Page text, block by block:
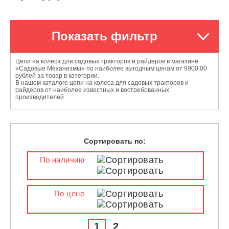
Показать фильтр
Цепи на колеса для садовых тракторов и райдеров в магазине
«Садовые Механизмы» по наиболее выгодным ценам от 9900.00
рублей за товар в категории.
В нашем каталоге цепи на колеса для садовых тракторов и
райдеров от наиболее известных и востребованных
производителей
Сортировать по:
По наличию
По цене
1 2